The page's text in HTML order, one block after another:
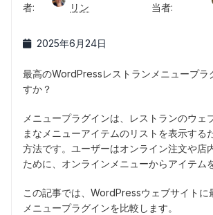
者:
リン
当者:
2025年6月24日
最高のWordPressレストランメニュープラ
すか？
メニュープラグインは、レストランのウェ
まなメニューアイテムのリストを表示する
方法です。ユーザーはオンライン注文や店
ために、オンラインメニューからアイテム
この記事では、WordPressウェブサイトに
メニュープラグインを比較します。